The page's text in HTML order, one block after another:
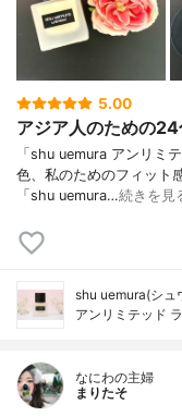
5.00
アジア人のための24
「shu uemura アンリミ
色、私のためのフィット
「shu uemura…続きを見
shu uemura(シュ
アンリミテッド
なにわの主婦
まりたそ